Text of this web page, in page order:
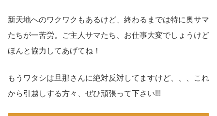
新天地へのワクワクもあるけど、終わるまでは特に奥サマ
たちが一苦労。ご主人サマたち、お仕事大変でしょうけど
ほんと協力してあげてね！
もうワタシは旦那さんに絶対反対してますけど、、、これ
から引越しする方々、ぜひ頑張って下さい!!!